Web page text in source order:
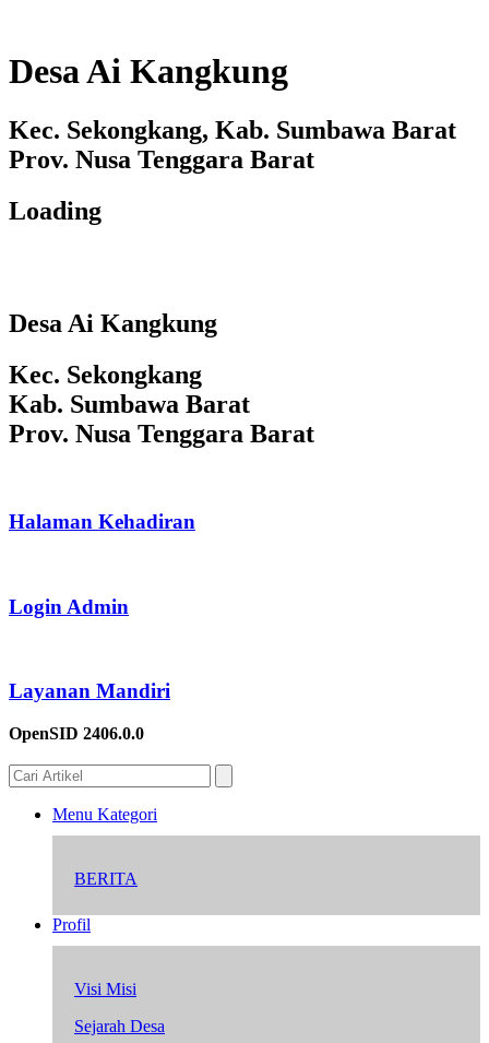
Desa Ai Kangkung
Kec. Sekongkang, Kab. Sumbawa Barat
Prov. Nusa Tenggara Barat
Loading
Desa Ai Kangkung
Kec. Sekongkang
Kab. Sumbawa Barat
Prov. Nusa Tenggara Barat
Halaman Kehadiran
Login Admin
Layanan Mandiri
OpenSID 2406.0.0
Menu Kategori
BERITA
Profil
Visi Misi
Sejarah Desa